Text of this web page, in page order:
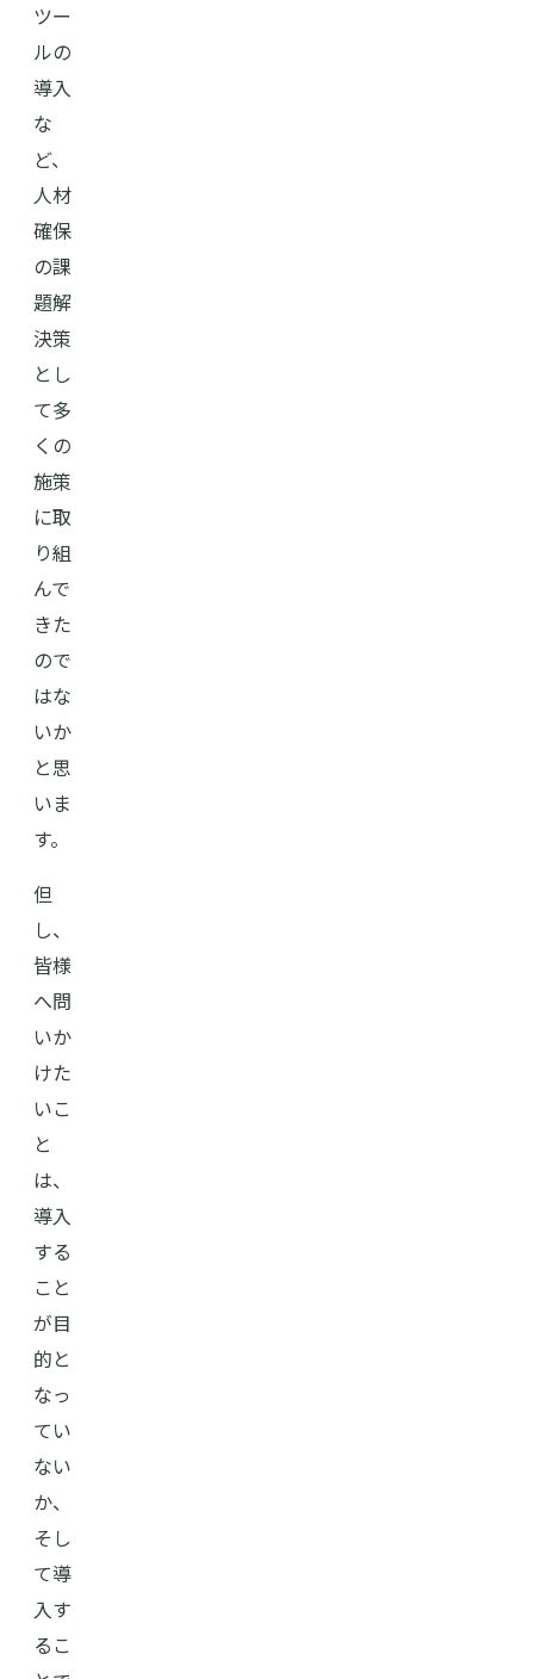
ツー
ルの
導入
な
ど、
人材
確保
の課
題解
決策
とし
て多
くの
施策
に取
り組
んで
きた
ので
はな
いか
と思
いま
す。
但
し、
皆様
へ問
いか
けた
いこ
と
は、
導入
する
こと
が目
的と
なっ
てい
ない
か、
そし
て導
入す
るこ